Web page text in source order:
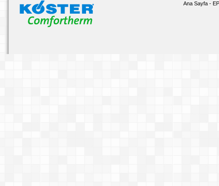
Ana Sayfa -